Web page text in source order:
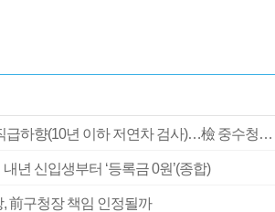
검사 신분 버리고 직급하향(10년 이하 저연차 검사)…檢 중수청행 기피
년 신입생부터 ‘등록금 0원’(종합)
前구청장 책임 인정될까